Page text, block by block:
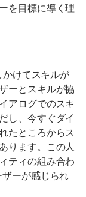
を目標に導く理
けてスキルが
ーとスキルが協
アログでのスキ
し、今すぐダイ
たところからス
ります。この人
ティの組み合わ
ーが感じられ